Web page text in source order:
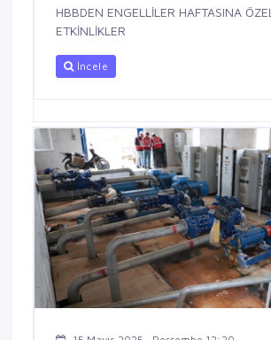
HBBDEN ENGELLİLER HAFTASINA ÖZEL
ETKİNLİKLER
İncele